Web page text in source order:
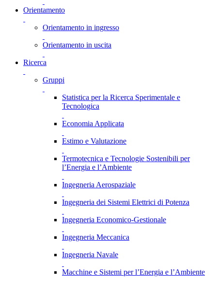
Orientamento
Orientamento in ingresso
Orientamento in uscita
Ricerca
Gruppi
Statistica per la Ricerca Sperimentale e
Tecnologica
Economia Applicata
Estimo e Valutazione
Termotecnica e Tecnologie Sostenibili per
l’Energia e l’Ambiente
Ingegneria Aerospaziale
Ingegneria dei Sistemi Elettrici di Potenza
Ingegneria Economico-Gestionale
Ingegneria Meccanica
Ingegneria Navale
Macchine e Sistemi per l’Energia e l’Ambiente